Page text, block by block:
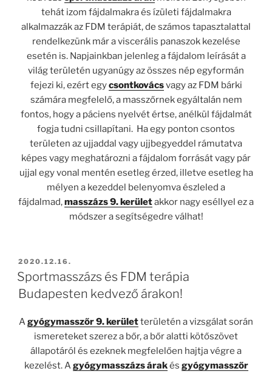
tehát izom fájdalmakra és ízületi fájdalmakra
alkalmazzák az FDM terápiát, de számos tapasztalattal
rendelkezünk már a viscerális panaszok kezelése
esetén is. Napjainkban jelenleg a fájdalom leírását a
világ területén ugyanúgy az összes nép egyformán
fejezi ki, ezért egycsontkovácsvagy az FDM bárki
számára megfelelő, a masszőrnek egyáltalán nem
fontos, hogy a páciens nyelvét értse, anélkül fájdalmát
fogja tudni csillapítani. Ha egy ponton csontos
területen az ujjaddal vagy ujjbegyeddel rámutatva
képes vagy meghatározni a fájdalom forrását vagy pár
ujjal egy vonal mentén esetleg érzed, illetve esetleg ha
mélyen a kezeddel belenyomva észleled a
fájdalmad,masszázs 9. kerületakkor nagy eséllyel ez a
módszer a segítségedre válhat!
BEKÜLDVE:
2020.12.16.
Sportmasszázs és FDM terápia
Budapesten kedvező árakon!
Agyógymasszőr 9. kerületterületén a vizsgálat során
ismereteket szerez a bőr, a bőr alatti kötőszövet
állapotáról és ezeknek megfelelően hajtja végre a
kezelést. Agyógymasszázs árakés gyógymasszőr